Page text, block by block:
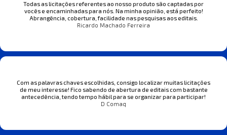
Todas as licitações referentes ao nosso produto são captadas por
vocês e encaminhadas para nós. Na minha opinião, está perfeito!
Abrangência, cobertura, facilidade nas pesquisas aos editais.
Ricardo Machado Ferreira
Com as palavras chaves escolhidas, consigo localizar muitas licitações
de meu interesse! Fico sabendo de abertura de editais com bastante
antecedência, tendo tempo hábil para se organizar para participar!
D Comaq